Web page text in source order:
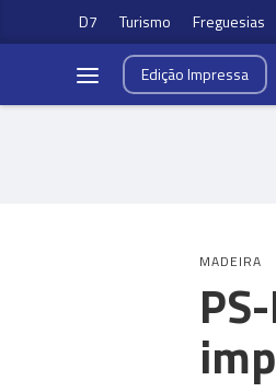
D7 Turismo Freguesias
EdiçãoImpressa
MADEIRA